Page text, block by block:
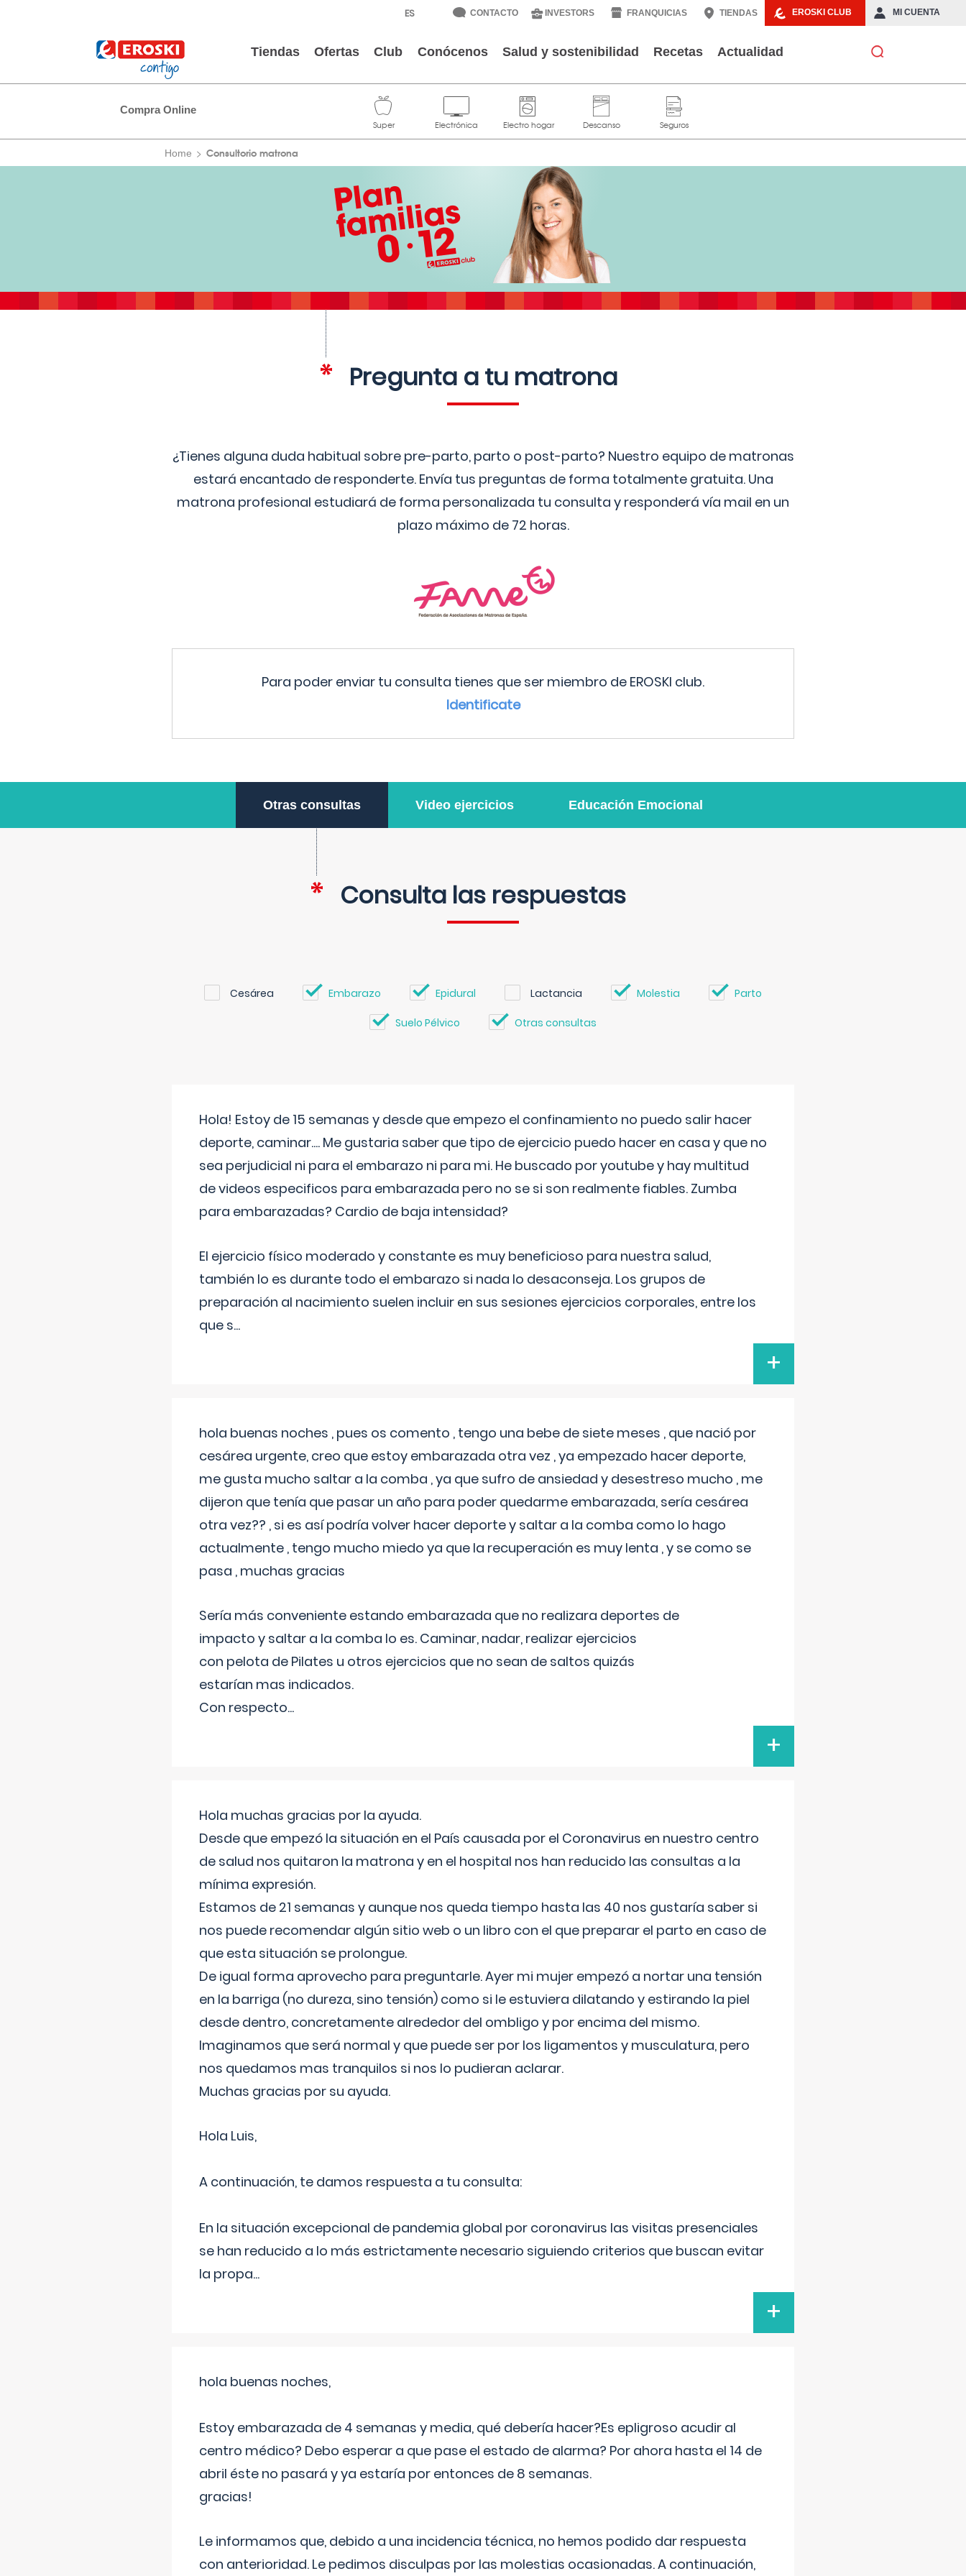
EROSKI CLUB MI CUENTA
CONTACTO INVESTORS FRANQUICIAS TIENDAS
Tiendas Ofertas Club Conócenos Salud y sostenibilidad Recetas Actualidad
Compra Online
Home Consultorio matrona
Pregunta a tu matrona
¿Tienes alguna duda habitual sobre pre-parto, parto o post-parto? Nuestro equipo de matronas
estará encantado de responderte. Envía tus preguntas de forma totalmente gratuita. Una
matrona profesional estudiará de forma personalizada tu consulta y responderá vía mail en un
plazo máximo de 72 horas.
Para poder enviar tu consulta tienes que ser miembro de EROSKI club.
Identificate
Otras consultas Video ejercicios Educación Emocional
Consulta las respuestas
Cesárea Embarazo Epidural Lactancia Molestia Parto
Suelo Pélvico Otras consultas
Hola! Estoy de 15 semanas y desde que empezo el confinamiento no puedo salir hacer
deporte, caminar.... Me gustaria saber que tipo de ejercicio puedo hacer en casa y que no
sea perjudicial ni para el embarazo ni para mi. He buscado por youtube y hay multitud
de videos especificos para embarazada pero no se si son realmente fiables. Zumba
para embarazadas? Cardio de baja intensidad?
El ejercicio físico moderado y constante es muy beneficioso para nuestra salud,
también lo es durante todo el embarazo si nada lo desaconseja. Los grupos de
preparación al nacimiento suelen incluir en sus sesiones ejercicios corporales, entre los
que s...
+
hola buenas noches , pues os comento , tengo una bebe de siete meses , que nació por
cesárea urgente, creo que estoy embarazada otra vez , ya empezado hacer deporte,
me gusta mucho saltar a la comba , ya que sufro de ansiedad y desestreso mucho , me
dijeron que tenía que pasar un año para poder quedarme embarazada, sería cesárea
otra vez?? , si es así podría volver hacer deporte y saltar a la comba como lo hago
actualmente , tengo mucho miedo ya que la recuperación es muy lenta , y se como se
pasa , muchas gracias
Sería más conveniente estando embarazada que no realizara deportes de
impacto y saltar a la comba lo es. Caminar, nadar, realizar ejercicios
con pelota de Pilates u otros ejercicios que no sean de saltos quizás
estarían mas indicados.
Con respecto...
+
Hola muchas gracias por la ayuda.
Desde que empezó la situación en el País causada por el Coronavirus en nuestro centro
de salud nos quitaron la matrona y en el hospital nos han reducido las consultas a la
mínima expresión.
Estamos de 21 semanas y aunque nos queda tiempo hasta las 40 nos gustaría saber si
nos puede recomendar algún sitio web o un libro con el que preparar el parto en caso de
que esta situación se prolongue.
De igual forma aprovecho para preguntarle. Ayer mi mujer empezó a nortar una tensión
en la barriga (no dureza, sino tensión) como si le estuviera dilatando y estirando la piel
desde dentro, concretamente alrededor del ombligo y por encima del mismo.
Imaginamos que será normal y que puede ser por los ligamentos y musculatura, pero
nos quedamos mas tranquilos si nos lo pudieran aclarar.
Muchas gracias por su ayuda.
Hola Luis,
A continuación, te damos respuesta a tu consulta:
En la situación excepcional de pandemia global por coronavirus las visitas presenciales
se han reducido a lo más estrictamente necesario siguiendo criterios que buscan evitar
la propa...
+
hola buenas noches,
Estoy embarazada de 4 semanas y media, qué debería hacer?Es epligroso acudir al
centro médico? Debo esperar a que pase el estado de alarma? Por ahora hasta el 14 de
abril éste no pasará y ya estaría por entonces de 8 semanas.
gracias!
Le informamos que, debido a una incidencia técnica, no hemos podido dar respuesta
con anterioridad. Le pedimos disculpas por las molestias ocasionadas. A continuación,